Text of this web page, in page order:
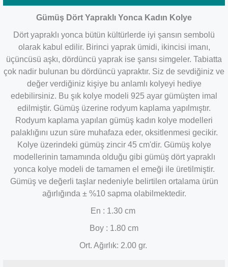
Gümüş Dört Yapraklı Yonca Kadın Kolye
Dört yapraklı yonca bütün kültürlerde iyi şansın sembolü
olarak kabul edilir. Birinci yaprak ümidi, ikincisi imanı,
üçüncüsü aşkı, dördüncü yaprak ise şansı simgeler. Tabiatta
çok nadir bulunan bu dördüncü yapraktır. Siz de sevdiğiniz ve
değer verdiğiniz kişiye bu anlamlı kolyeyi hediye
edebilirsiniz. Bu şık kolye modeli 925 ayar gümüşten imal
edilmiştir. Gümüş üzerine rodyum kaplama yapılmıştır.
Rodyum kaplama yapılan gümüş kadın kolye modelleri
palaklığını uzun süre muhafaza eder, oksitlenmesi gecikir.
Kolye üzerindeki gümüş zincir 45 cm'dir. Gümüş kolye
modellerinin tamamında olduğu gibi gümüş dört yapraklı
yonca kolye modeli de tamamen el emeği ile üretilmiştir.
Gümüş ve değerli taşlar nedeniyle belirtilen ortalama ürün
ağırlığında ± %10 sapma olabilmektedir.
En : 1.30 cm
Boy : 1.80 cm
Ort. Ağırlık: 2.00 gr.